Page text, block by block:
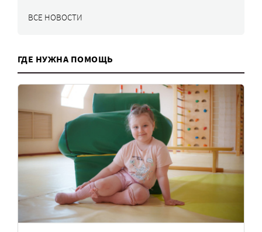
ВСЕ НОВОСТИ
ГДЕ НУЖНА ПОМОЩЬ